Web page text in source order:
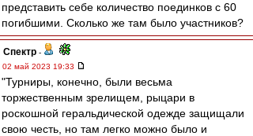
представить себе количество поединков с 60
погибшими. Сколько же там было участников?
Спектр -
02 май 2023 19:33
"Турниры, конечно, были весьма
торжественным зрелищем, рыцари в
роскошной геральдической одежде защищали
свою честь, но там легко можно было и